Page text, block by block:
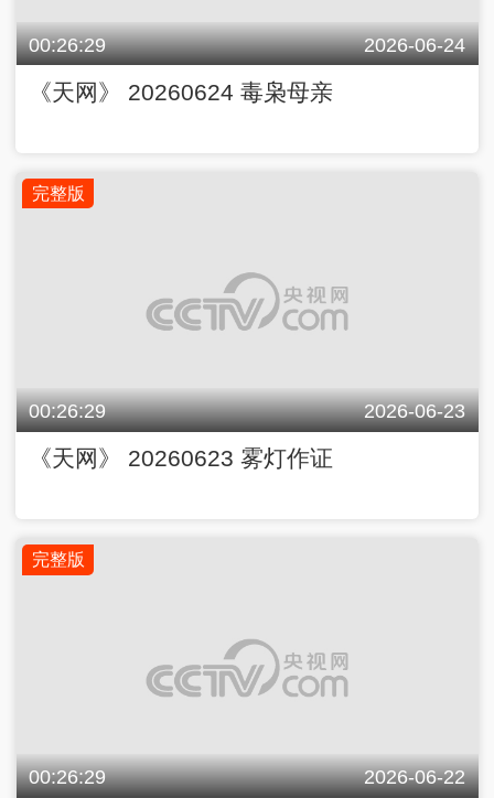
00:26:29 2026-06-24
《天网》 20260624 毒枭母亲
完整版
00:26:29 2026-06-23
《天网》 20260623 雾灯作证
完整版
00:26:29 2026-06-22